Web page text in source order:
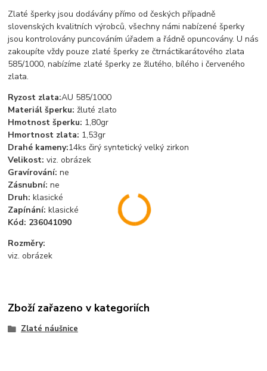
Zlaté šperky jsou dodávány přímo od českých případně
slovenských kvalitních výrobců, všechny námi nabízené šperky
jsou kontrolovány puncováním úřadem a řádně opuncovány. U nás
zakoupíte vždy pouze zlaté šperky ze čtrnáctikarátového zlata
585/1000, nabízíme zlaté šperky ze žlutého, bílého i červeného
zlata.
Ryzost zlata:AU 585/1000
Materiál šperku:žluté zlato
Hmotnost šperku: 1,80gr
Hmortnost zlata: 1,53gr
Drahé kameny:14ks čirý syntetický velký zirkon
Velikost:viz. obrázek
Gravírování:ne
Zásnubní:ne
Druh:klasické
Zapínání:klasické
Kód: 236041090
Rozměry:
viz. obrázek
Zboží zařazeno v kategoriích
Zlaté náušnice